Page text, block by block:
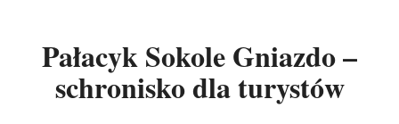
Pałacyk Sokole Gniazdo –
schronisko dla turystów